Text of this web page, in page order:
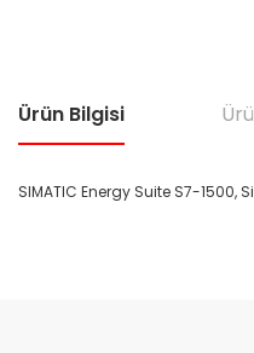
Ürün Bilgisi
SIMATIC Energy Suite S7-